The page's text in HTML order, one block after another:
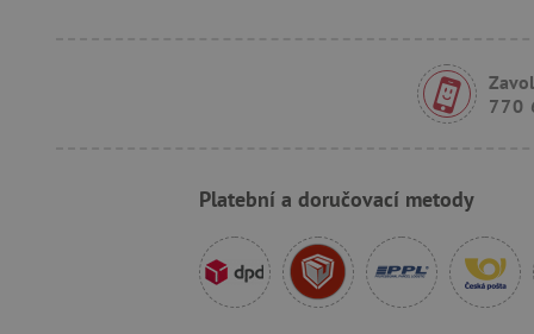
770
Platební a doručovací metody
S
_ga_9XW4E0XYJX
smc_dyn_item
smc_dyn_item_code
COMPASS
Google
_cfuvid
.vimeo.com